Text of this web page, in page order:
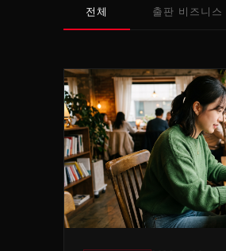
전체 출판 비즈니스